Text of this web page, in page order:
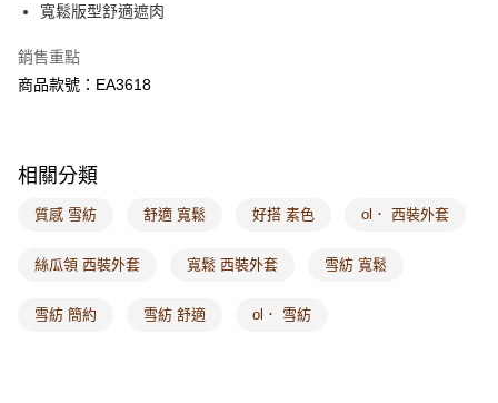
每筆NT$60，滿NT$1,000(含以上)免運費
付款後7-11取貨
每筆NT$60，滿NT$1,000(含以上)免運費
每筆NT$120，滿NT$1,000(含以上)免運費
付款後門市自取
海外配送-港/澳/新/馬/泰國專屬
海外配送-其他亞洲地區
寬鬆版型舒適遮肉
銷售重點
商品款號：EA3618
相關分類
質感 雪紡 舒適 寬鬆 好搭 素色 ol． 西裝外套
絲瓜領 西裝外套 寬鬆 西裝外套 雪紡 寬鬆
雪紡 簡約 雪紡 舒適 ol． 雪紡